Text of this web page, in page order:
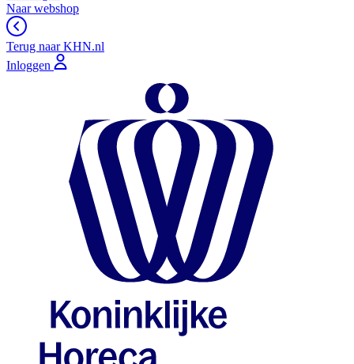
Naar webshop
Terug naar KHN.nl
Inloggen